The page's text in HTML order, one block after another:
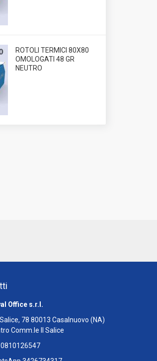
ROTOLI TERMICI 80X80
OMOLOGATI 48 GR
NEUTRO
Office s.r.l.
78 80013 Casalnuovo (NA)
Comm.le Il Salice
0810126547